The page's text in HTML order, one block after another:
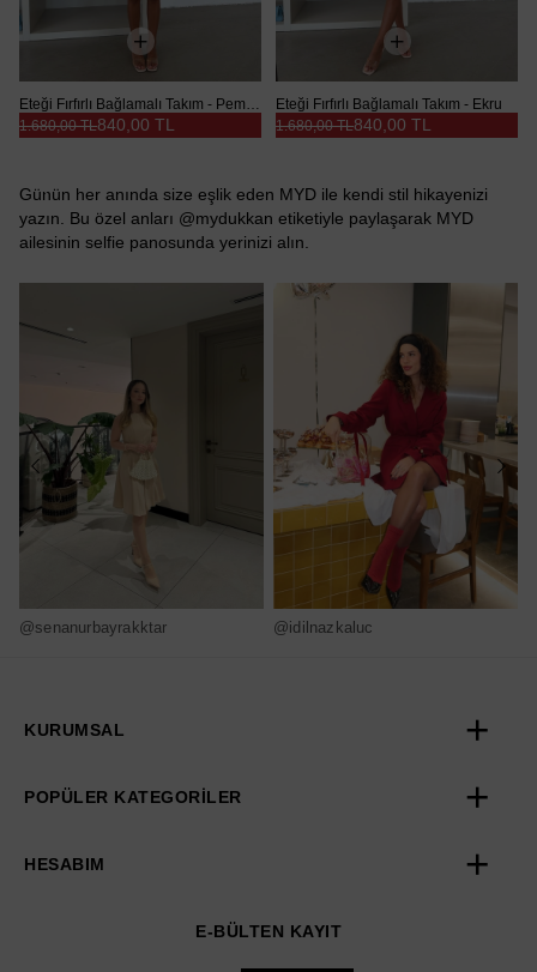
Eteği Fırfırlı Bağlamalı Takım - Pembe
840,00 TL
1.680,00 TL
Eteği Fırfırlı Bağlamalı Takım - Ekru
840,00 TL
1.680,00 TL
Günün her anında size eşlik eden MYD ile kendi stil hikayenizi
yazın. Bu özel anları @mydukkan etiketiyle paylaşarak MYD
ailesinin selfie panosunda yerinizi alın.
@senanurbayrakktar @idilnazkaluc
KURUMSAL
POPÜLER KATEGORİLER
HESABIM
E-BÜLTEN KAYIT